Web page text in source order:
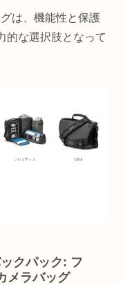
は、機能性と保護
的な選択肢となって
クパック: フ
メラバッグ